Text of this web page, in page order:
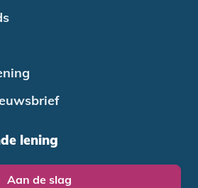
lening
Aan de slag